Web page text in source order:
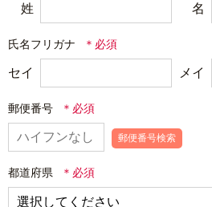
姓 名
氏名フリガナ
セイ メイ
郵便番号
郵便番号検索
都道府県